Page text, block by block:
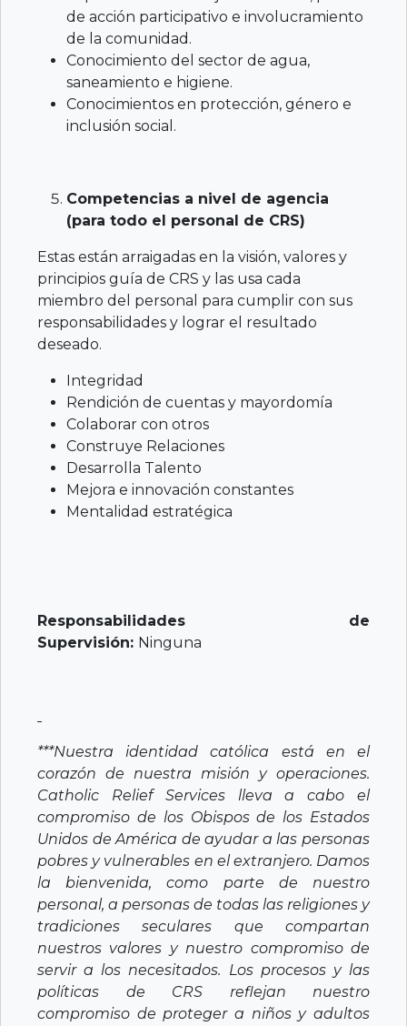
de acción participativo e involucramiento
de la comunidad.
Conocimiento del sector de agua,
saneamiento e higiene.
Conocimientos en protección, género e
inclusión social.
Competencias a nivel de agencia
(para todo el personal de CRS)
Estas están arraigadas en la visión, valores y
principios guía de CRS y las usa cada
miembro del personal para cumplir con sus
responsabilidades y lograr el resultado
deseado.
Integridad
Rendición de cuentas y mayordomía
Colaborar con otros
Construye Relaciones
Desarrolla Talento
Mejora e innovación constantes
Mentalidad estratégica
Responsabilidades de
Supervisión: Ninguna
***Nuestra identidad católica está en el
corazón de nuestra misión y operaciones.
Catholic Relief Services lleva a cabo el
compromiso de los Obispos de los Estados
Unidos de América de ayudar a las personas
pobres y vulnerables en el extranjero. Damos
la bienvenida, como parte de nuestro
personal, a personas de todas las religiones y
tradiciones seculares que compartan
nuestros valores y nuestro compromiso de
servir a los necesitados. Los procesos y las
políticas de CRS reflejan nuestro
compromiso de proteger a niños y adultos